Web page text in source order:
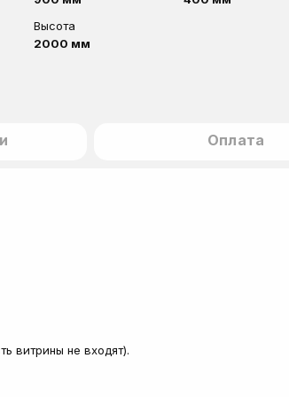
Высота
2000 мм
Оплата
витрины не входят).